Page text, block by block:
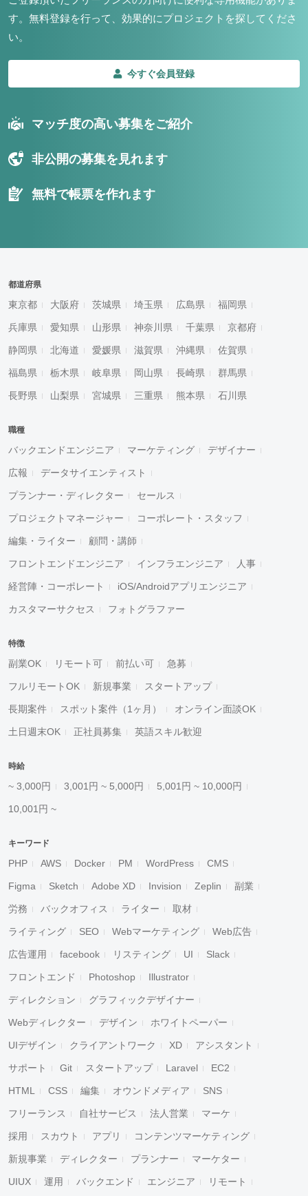
す。 無料登録を行って、効果的にプロジェクトを探してくださ
い。
今すぐ会員登録
マッチ度の高い募集をご紹介
非公開の募集を見れます
無料で帳票を作れます
都道府県
東京都 大阪府 茨城県 埼玉県 広島県 福岡県
兵庫県 愛知県 山形県 神奈川県 千葉県 京都府
静岡県 北海道 愛媛県 滋賀県 沖縄県 佐賀県
福島県 栃木県 岐阜県 岡山県 長崎県 群馬県
長野県 山梨県 宮城県 三重県 熊本県 石川県
職種
バックエンドエンジニア マーケティング デザイナー
広報 データサイエンティスト
プランナー・ディレクター セールス
プロジェクトマネージャー コーポレート・スタッフ
編集・ライター 顧問・講師
フロントエンドエンジニア インフラエンジニア 人事
経営陣・コーポレート iOS/Androidアプリエンジニア
カスタマーサクセス フォトグラファー
特徴
副業OK リモート可 前払い可 急募
フルリモートOK 新規事業 スタートアップ
長期案件 スポット案件（1ヶ月） オンライン面談OK
土日週末OK 正社員募集 英語スキル歓迎
時給
~ 3,000円 3,001円 ~ 5,000円 5,001円 ~ 10,000円
10,001円 ~
キーワード
PHP AWS Docker PM WordPress CMS
Figma Sketch Adobe XD Invision Zeplin 副業
労務 バックオフィス ライター 取材
ライティング SEO Webマーケティング Web広告
広告運用 facebook リスティング UI Slack
フロントエンド Photoshop Illustrator
ディレクション グラフィックデザイナー
Webディレクター デザイン ホワイトペーパー
UIデザイン クライアントワーク XD アシスタント
サポート Git スタートアップ Laravel EC2
HTML CSS 編集 オウンドメディア SNS
フリーランス 自社サービス 法人営業 マーケ
採用 スカウト アプリ コンテンツマーケティング
新規事業 ディレクター プランナー マーケター
UIUX 運用 バックエンド エンジニア リモート